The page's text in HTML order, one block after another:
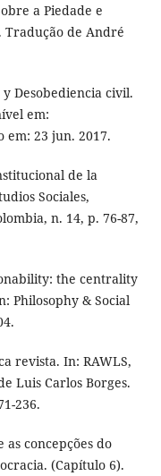
a Piedade e
Tradução de André
y Desobediencia civil.
em:
em: 23 jun. 2017.
de la
Sociales,
n. 14, p. 76-87,
the centrality
Philosophy & Social
revista. In: RAWLS,
Luis Carlos Borges.
236.
concepções do
(Capítulo 6).